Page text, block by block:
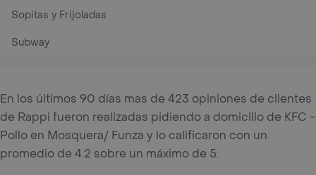
Sopitas y Frijoladas
Subway
En los últimos 90 días mas de 423 opiniones de clientes
de Rappi fueron realizadas pidiendo a domicilio de KFC -
Pollo en Mosquera/ Funza y lo calificaron con un
promedio de 4.2 sobre un máximo de 5.